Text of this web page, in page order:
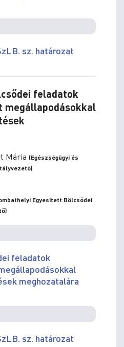
sz. határozat
feladatok
Mária (Egészségügyi és
Egyesített Bölcsődei
feladatok
meghozatalára
sz. határozat